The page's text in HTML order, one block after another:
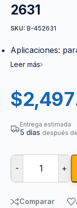
2631
SKU: B-452631
Aplicaciones:
Leer más
$
Entrega estimada
5 días después
- +
Comparar